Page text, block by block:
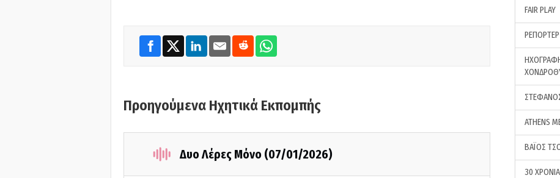
Προηγούμενα Ηχητικά Εκπομπής
Δυο Λέρες Μόνο (07/01/2026)
FAIR PLAY
ΡΕΠΟΡΤΕΡ
ATHENS
ΒΑΪΟΣ
30